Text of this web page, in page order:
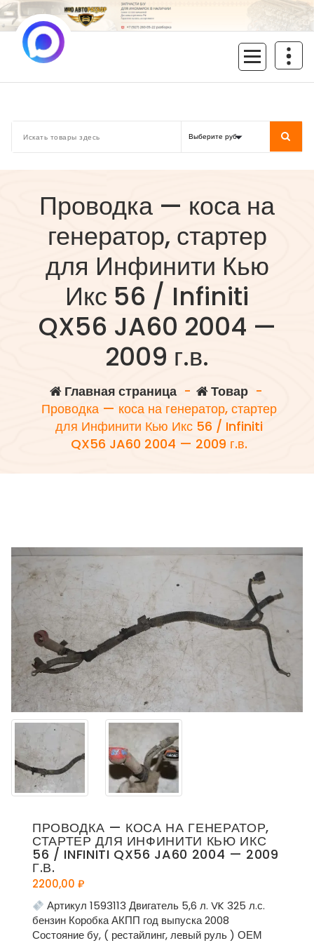
Перейти
к
содержимому
Проводка — коса на
генератор, стартер
для Инфинити Кью
Икс 56 / Infiniti
QX56 JA60 2004 —
2009 г.в.
Главная страница- Товар-
Проводка — коса на генератор, стартер
для Инфинити Кью Икс 56 / Infiniti
QX56 JA60 2004 — 2009 г.в.
ПРОВОДКА — КОСА НА ГЕНЕРАТОР,
СТАРТЕР ДЛЯ ИНФИНИТИ КЬЮ ИКС
56 / INFINITI QX56 JA60 2004 — 2009
Г.В.
2200,00 ₽
Артикул 1593113 Двигатель 5,6 л. VK 325 л.с.
бензин Коробка АКПП год выпуска 2008
Состояние бу, ( рестайлинг, левый руль ) ОЕМ